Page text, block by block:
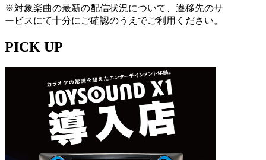
※対象楽曲の最新の配信状況について、遷移先のサ
ービスにて十分にご確認のうえでご利用ください。
PICK UP